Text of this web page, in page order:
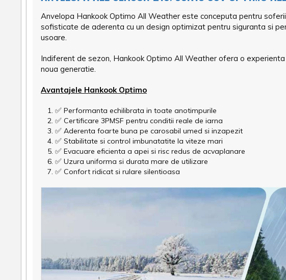
Anvelopa Hankook Optimo All Weather este conceputa pentru
sofisticate de aderenta cu un design optimizat pentru siguranta si
usoare.
Indiferent de sezon, Hankook Optimo All Weather ofera o
noua generatie.
Avantajele Hankook Optimo
✅ Performanta echilibrata in toate anotimpurile
✅ Certificare 3PMSF pentru conditii reale de iarna
✅ Aderenta foarte buna pe carosabil umed si inzapezit
✅ Stabilitate si control imbunatatite la viteze mari
✅ Evacuare eficienta a apei si risc redus de acvaplanare
✅ Uzura uniforma si durata mare de utilizare
✅ Confort ridicat si rulare silentioasa